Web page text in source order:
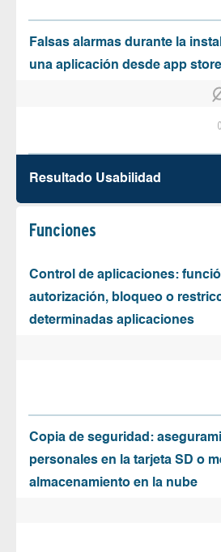
Falsas alarmas durante la
una aplicación desde app
0
Resultado Usabilidad
Funciones
Control de aplicaciones:
autorización, bloqueo o
determinadas aplicaciones
Copia de seguridad:
personales en la tarjeta SD o
almacenamiento en la nube